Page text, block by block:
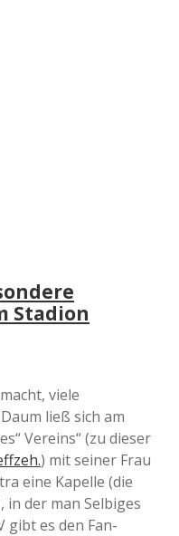
Stadion
viele
ließ sich am
Vereins“ (zu dieser
) mit seiner Frau
eine Kapelle (die
in der man Selbiges
gibt es den Fan-